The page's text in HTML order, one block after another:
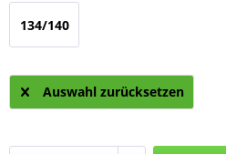
134/140
Auswahl zurücksetzen